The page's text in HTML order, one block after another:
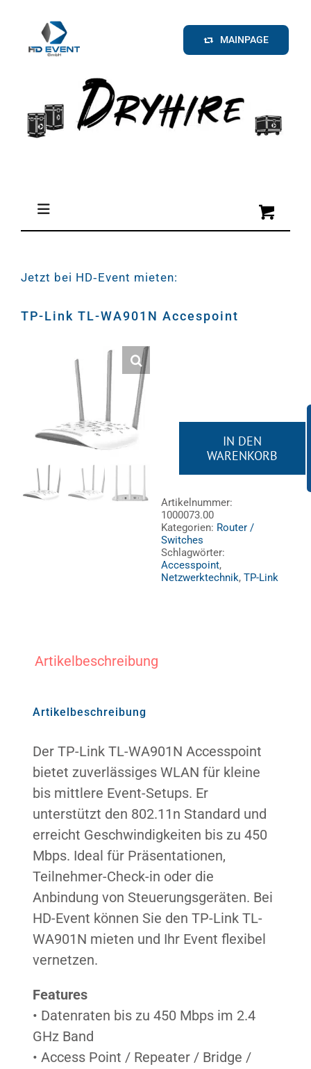
springen
MAINPAGE
Toggle
Navigation
Video
Ton
Licht
Rigging
Kabel
Sonstiges
Warenkorb
Suche
Jetzt bei HD‑Event mieten:
TP-Link TL-WA901N Accespoint
Link
TL-
WA901N
Accespoint
Menge
IN DEN
WARENKORB
Artikelnummer:
1000073.00
Kategorien: Router /
Switches
Schlagwörter:
Accesspoint,
Netzwerktechnik, TP-Link
Artikelbeschreibung
Artikelbeschreibung
Der TP-Link TL-WA901N Accesspoint
bietet zuverlässiges WLAN für kleine
bis mittlere Event-Setups. Er
unterstützt den 802.11n Standard und
erreicht Geschwindigkeiten bis zu 450
Mbps. Ideal für Präsentationen,
Teilnehmer-Check-in oder die
Anbindung von Steuerungsgeräten. Bei
HD-Event können Sie den TP-Link TL-
WA901N mieten und Ihr Event flexibel
vernetzen.
Features
• Datenraten bis zu 450 Mbps im 2.4
GHz Band
• Access Point / Repeater / Bridge /